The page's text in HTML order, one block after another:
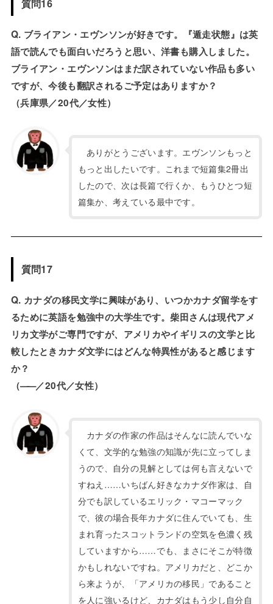
質問16
Q. ブライアン・エヴンソンが好きです。『遁走状態』は英
語で読んでも面白いだろうと思い、洋書も購入しました。
ブライアン・エヴンソンはまだ訳されていない作品も多い
ですが、今後も翻訳されるご予定はありますか？
（兵庫県／20代／女性）
ありがとうございます。エヴンソンもっと
もっと出したいです。これまで短篇集2冊出
したので、次は長篇で行くか、もうひとつ短
篇集か、考えている最中です。
質問17
Q. カナダの移民文学に興味があり、いつかカナダ留学をす
るために英語を勉強中の大学生です。柴田さんは現代アメ
リカ文学がご専門ですが、アメリカやイギリスの文学と比
較したときカナダ文学にはどんな特異性があると感じます
か？
（——／20代／女性）
カナダの作家の作品はそんなに読んでいな
くて、文学的な勉強の知識が先に立ってしま
うので、自分の見解としては何も言えないで
すねえ……いちばん好きなカナダ作家は、自
分でも訳しているエリック・マコーマック
で、彼の場合長年カナダに住んでいても、生
まれ育ったスコットランドの空気を色濃く残
していますから……でも、まさにそこが特徴
かもしれないですね。アメリカだと、どこか
ら来ようが、「アメリカの移民」であること
を人に強いるけど、カナダはもう少し自分自